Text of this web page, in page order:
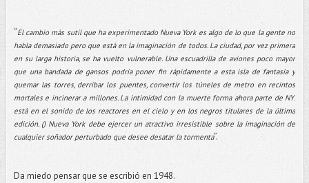
“El cambio más sutil que ha experimentado Nueva York es algo de lo que la gente no
habla demasiado pero que está en la imaginación de todos. La ciudad, por vez primera
en su larga historia, se ha vuelto vulnerable. Una escuadrilla de aviones poco mayor
que una bandada de gansos podría poner fin rápidamente a esta isla de fantasía y
quemar las torres, derribar los puentes, convertir los túneles de metro en recintos
mortales e incinerar a millones. La intimidad con la muerte forma ahora parte de NY:
está en el sonido de los reactores en el cielo y en los negros titulares de la última
edición. () Nueva York debe ejercer un atractivo irresistible sobre la imaginación de
cualquier soñador perturbado que desee desatar la tormenta”.
Da miedo pensar que se escribió en 1948.